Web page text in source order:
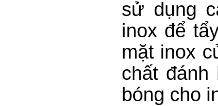
sử dụng
inox để
mặt inox
chất
bóng cho